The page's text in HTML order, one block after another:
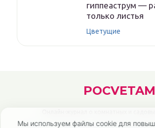
гиппеаструм —
только листья
Цветущие
Мы используем файлы cookie для
POCVETAM